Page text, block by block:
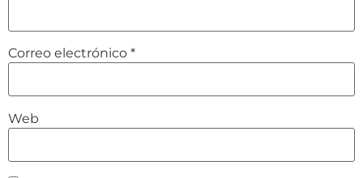
Correo electrónico *
Web